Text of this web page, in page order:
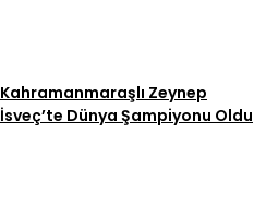
Kahramanmaraşlı Zeynep
İsveç’te Dünya Şampiyonu Oldu